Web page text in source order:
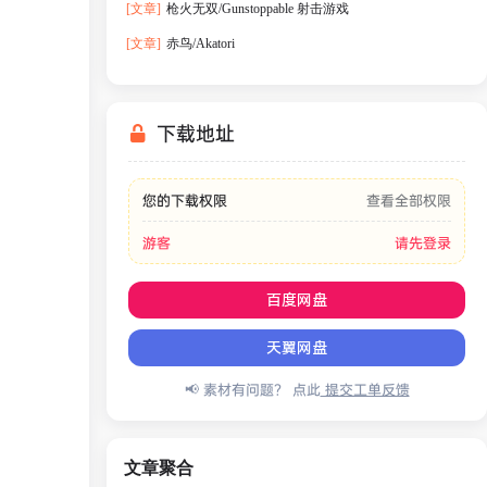
[文章] 枪火无双/Gunstoppable 射击游戏
[文章] 赤鸟/Akatori
下载地址
您的下载权限 查看全部权限
游客 请先登录
百度网盘
天翼网盘
📢 素材有问题？ 点此提交工单反馈
文章聚合